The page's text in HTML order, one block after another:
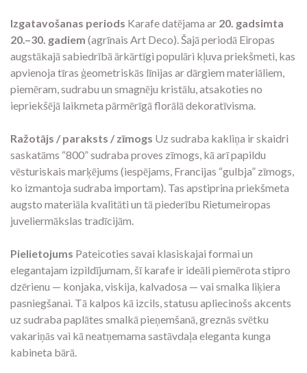
Izgatavošanas periods Karafe datējama ar 20. gadsimta
20.–30. gadiem (agrīnais Art Deco). Šajā periodā Eiropas
augstākajā sabiedrībā ārkārtīgi populāri kļuva priekšmeti, kas
apvienoja tīras ģeometriskās līnijas ar dārgiem materiāliem,
piemēram, sudrabu un smagnēju kristālu, atsakoties no
iepriekšējā laikmeta pārmērīgā florālā dekoratīvisma.
Ražotājs / paraksts / zīmogs Uz sudraba kakliņa ir skaidri
saskatāms “800” sudraba proves zīmogs, kā arī papildu
vēsturiskais marķējums (iespējams, Francijas “gulbja” zīmogs,
ko izmantoja sudraba importam). Tas apstiprina priekšmeta
augsto materiāla kvalitāti un tā piederību Rietumeiropas
juveliermākslas tradīcijām.
Pielietojums Pateicoties savai klasiskajai formai un
elegantajam izpildījumam, šī karafe ir ideāli piemērota stipro
dzērienu — konjaka, viskija, kalvadosa — vai smalka liķiera
pasniegšanai. Tā kalpos kā izcils, statusu apliecinošs akcents
uz sudraba paplātes smalkā pieņemšanā, greznās svētku
vakariņās vai kā neatņemama sastāvdaļa eleganta kunga
kabineta bārā.